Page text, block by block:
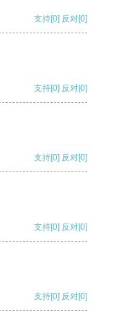
支持[0] 反对[0]
支持[0] 反对[0]
支持[0] 反对[0]
支持[0] 反对[0]
支持[0] 反对[0]